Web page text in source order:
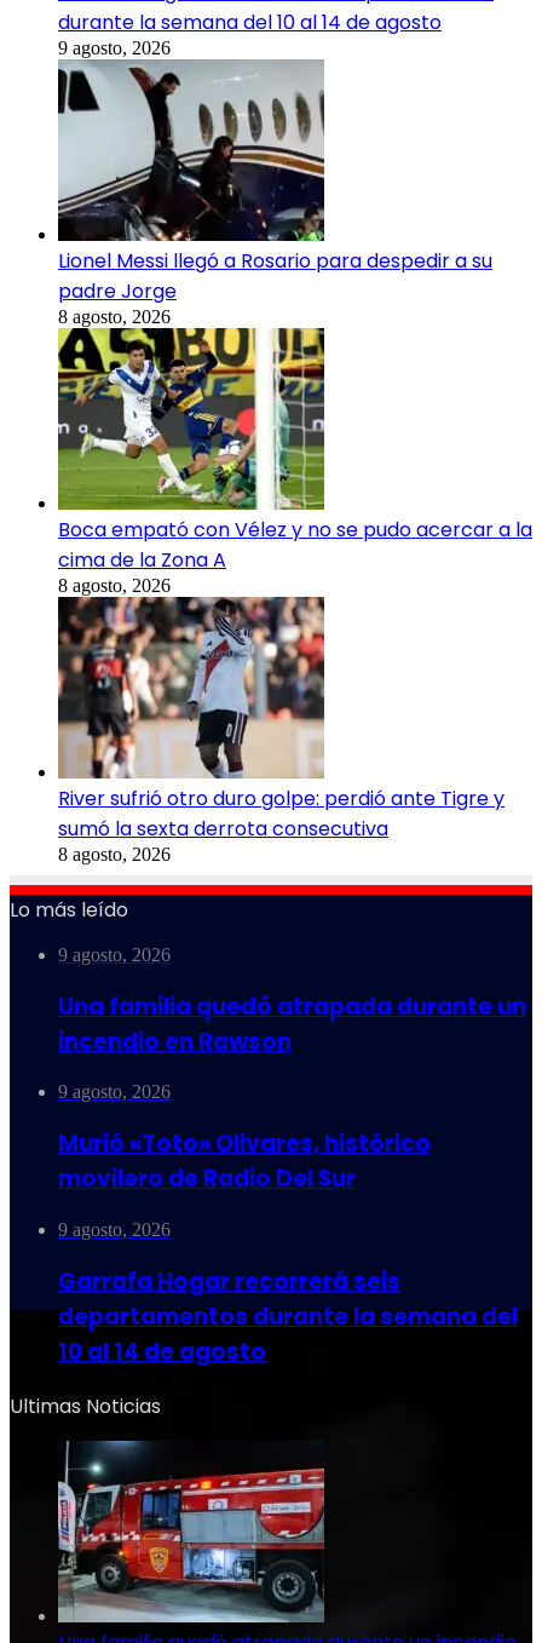
durante la semana del 10 al 14 de agosto
9 agosto, 2026
Lionel Messi llegó a Rosario para despedir a su
padre Jorge
8 agosto, 2026
Boca empató con Vélez y no se pudo acercar a la
cima de la Zona A
8 agosto, 2026
River sufrió otro duro golpe: perdió ante Tigre y
sumó la sexta derrota consecutiva
8 agosto, 2026
Lo más leído
9 agosto, 2026
Una familia quedó atrapada durante un
incendio en Rawson
9 agosto, 2026
Murió «Toto» Olivares, histórico
movilero de Radio Del Sur
9 agosto, 2026
Garrafa Hogar recorrerá seis
departamentos durante la semana del
10 al 14 de agosto
Ultimas Noticias